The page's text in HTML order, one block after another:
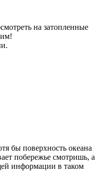
на затопленные
бы поверхность океана
побережье смотришь, а
информации в таком